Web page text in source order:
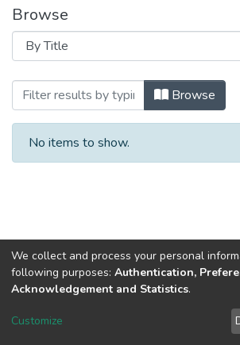
Browse
Browsing МатеріалиBrowse
No items to show.
DSpace software copyright ©
Send
We collect and process your personal
following purposes: Authentication,
Acknowledgement and Statistics.
Customize